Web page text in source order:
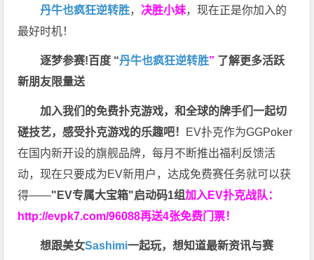
丹牛也疯狂逆转胜， 决胜小妹，现在正是你加入的
最好时机！
逐梦参赛!百度 “丹牛也疯狂逆转胜” 了解更多活跃
新朋友限量送
加入我们的免费扑克游戏，和全球的牌手们一起切
磋技艺，感受扑克游戏的乐趣吧！ EV扑克作为GGPoker
在国内新开设的旗舰品牌，每月不断推出福利反馈活
动，现在只要成为EV新用户，达成免费赛任务就可以获
得——"EV专属大宝箱"启动码1组加入EV扑克战队：
http://evpk7.com/96088再送4张免费门票！
想跟美女Sashimi一起玩，想知道最新资讯与赛